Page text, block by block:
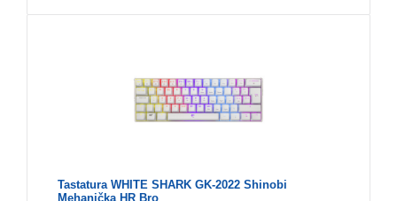
Tastatura WHITE SHARK GK-2022 Shinobi
Mehanička HR Bro